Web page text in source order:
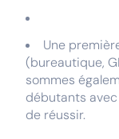
Une
(bureautique,
sommes
débutants
de réussir.